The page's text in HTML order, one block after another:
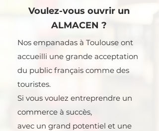
Voulez-vous ouvrir un
ALMACEN ?
Nos empanadas à Toulouse ont
accueilli une grande acceptation
du public français comme des
touristes.
Si vous voulez entreprendre un
commerce à succès,
avec un grand potentiel et une